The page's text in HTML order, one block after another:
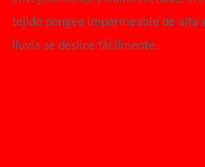
tejido pongee impermeable de alta
lluvia se deslice fácilmente.